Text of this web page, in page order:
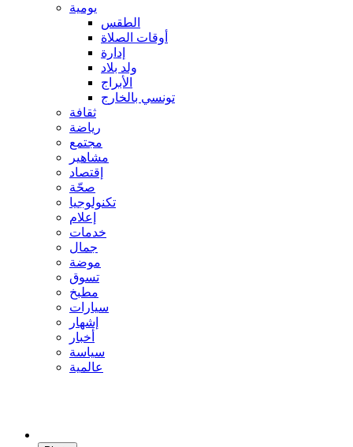
يومية
الطقس
أوقات الصلاة
إدارة
ولد بلاد
الأبراج
تونسي بالخارج
ثقافة
رياضة
مجتمع
مشاهير
إقتصاد
صحّة
تكنولوجيا
إعلام
خدمات
جمال
موضة
تسوق
مطبخ
سيارات
إشهار
أخبار
سياسة
عالمية